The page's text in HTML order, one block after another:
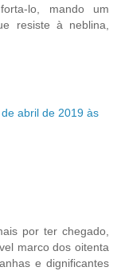
lo, mando um
resiste à neblina,
de abril de 2019 às
por ter chegado,
marco dos oitenta
e dignificantes